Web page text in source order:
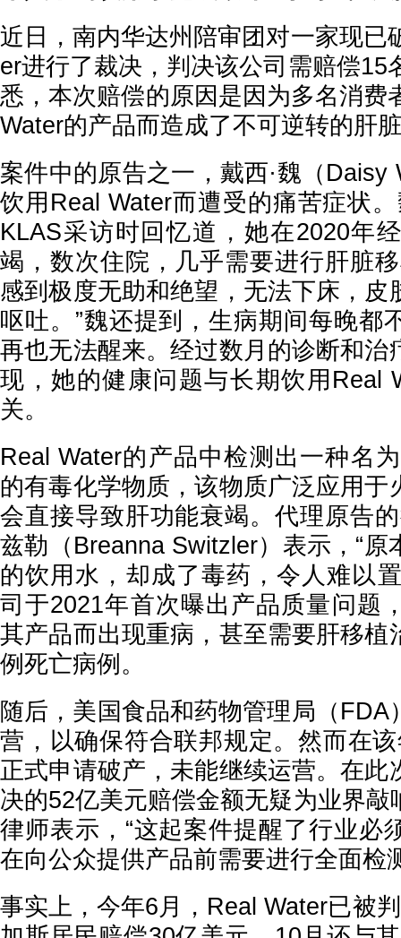
近日，南内华达州陪审团对一家现已
er进行了裁决，判决该公司需赔偿15
悉，本次赔偿的原因是因为多名消费
Water的产品而造成了不可逆转的肝
案件中的原告之一，戴西·魏（Daisy
饮用Real Water而遭受的痛苦症状
KLAS采访时回忆道，她在2020年
竭，数次住院，几乎需要进行肝脏
感到极度无助和绝望，无法下床，皮
呕吐。”魏还提到，生病期间每晚都
再也无法醒来。经过数月的诊断和治
现，她的健康问题与长期饮用Real
关。
Real Water的产品中检测出一种名
的有毒化学物质，该物质广泛应用于
会直接导致肝功能衰竭。代理原告
兹勒（Breanna Switzler）表示，“原
的饮用水，却成了毒药，令人难以
司于2021年首次曝出产品质量问题
其产品而出现重病，甚至需要肝移植
例死亡病例。
随后，美国食品和药物管理局（FDA
营，以确保符合联邦规定。然而在
正式申请破产，未能继续运营。在此
决的52亿美元赔偿金额无疑为业界敲
律师表示，“这起案件提醒了行业必
在向公众提供产品前需要进行全面检
事实上，今年6月，Real Water已被